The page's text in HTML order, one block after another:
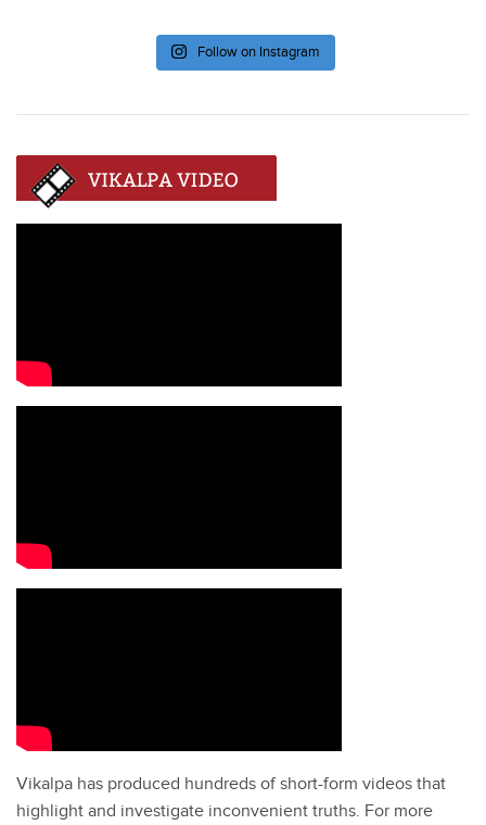
Follow on Instagram
Vikalpa has produced hundreds of short-form videos that
highlight and investigate inconvenient truths. For more